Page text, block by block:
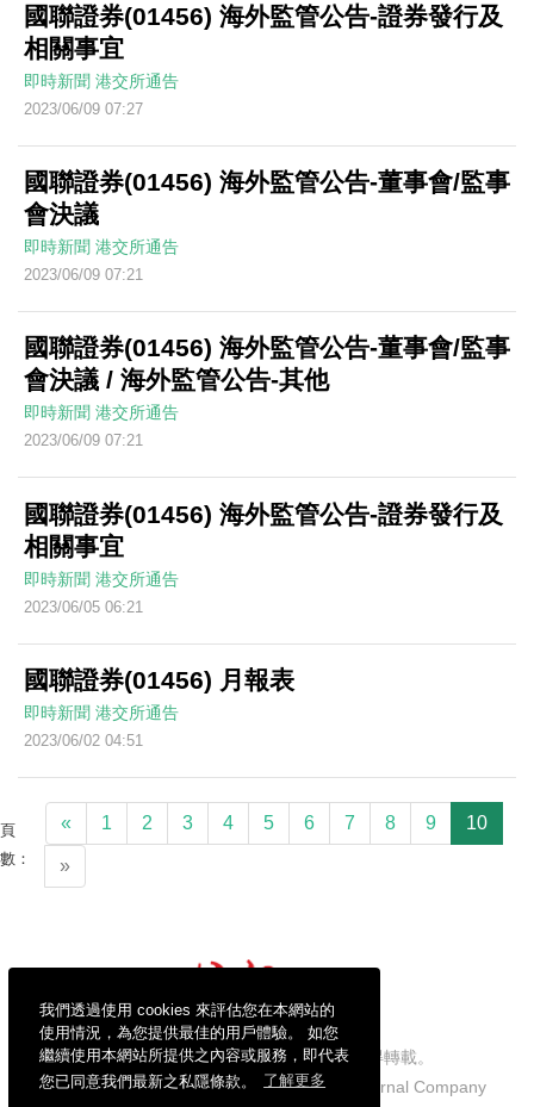
我們透過使用 cookies 來評估您在本網站的
使用情況，為您提供最佳的用戶體驗。 如您
繼續使用本網站所提供之內容或服務，即代表
您已同意我們最新之私隱條款。
了解更多
國聯證券(01456) 海外監管公告-證券發行及
相關事宜
即時新聞 港交所通告
2023/06/09 07:27
國聯證券(01456) 海外監管公告-董事會/監事
會決議
即時新聞 港交所通告
2023/06/09 07:21
國聯證券(01456) 海外監管公告-董事會/監事
會決議 / 海外監管公告-其他
即時新聞 港交所通告
2023/06/09 07:21
國聯證券(01456) 海外監管公告-證券發行及
相關事宜
即時新聞 港交所通告
2023/06/05 06:21
國聯證券(01456) 月報表
即時新聞 港交所通告
2023/06/02 04:51
頁
數：
« 1 2 3 4 5 6 7 8 9 10
»
信報財經新聞有限公司版權所有，不得轉載。
Copyright © 2026 Hong Kong Economic Journal Company